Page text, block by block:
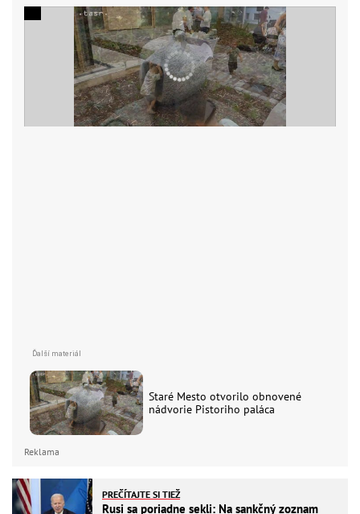
Staré Mesto otvorilo obnovené
nádvorie Pistoriho paláca
Reklama
PREČÍTAJTE SI TIEŽ
Rusi sa poriadne sekli: Na sankčný zoznam